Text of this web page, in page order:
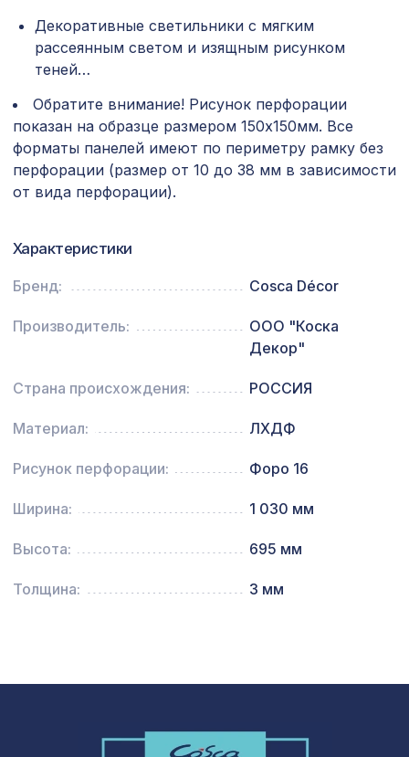
РОМАНИКО ФИОРОНЕ, 595х595мм,
ХДФ, белая
Карниз KX023, 40х25, 2000мм,
Экополимер/27
Перфорированная панель
КРИСТАЛЛ, 2070х930мм, ХДФ, клён
3507 ₽
рамка 600х600мм, перфорация
ДАМАСКО, дуб сонома
Натуральные обои Cosca Папирус
Декоративные светильники с мягким
рассеянным светом и изящным рисунком
теней…
Обратите внимание! Рисунок перфорации
показан на образце размером 150х150мм. Все
форматы панелей имеют по периметру рамку без
перфорации (размер от 10 до 38 мм в зависимости
от вида перфорации).
Характеристики
Бренд: Cosca Décor
Производитель:
ООО "Коска
Декор"
Страна происхождения: РОССИЯ
Материал: ЛХДФ
Рисунок перфорации: Форо 16
Ширина: 1 030 мм
Высота: 695 мм
Толщина: 3 мм